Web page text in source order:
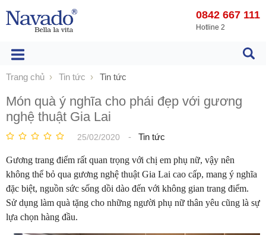
0842 667 111
Hotline 2
Trang chủ Tin tức Tin tức
Món quà ý nghĩa cho phái đẹp với gương
nghệ thuật Gia Lai
25/02/2020 - Tin tức
Gương trang điểm rất quan trọng với chị em phụ nữ, vậy nên
không thể bỏ qua gương nghệ thuật Gia Lai cao cấp, mang ý nghĩa
đặc biệt, nguồn sức sống dồi dào đến với không gian trang điểm.
Sử dụng làm quà tặng cho những người phụ nữ thân yêu cũng là sự
lựa chọn hàng đầu.